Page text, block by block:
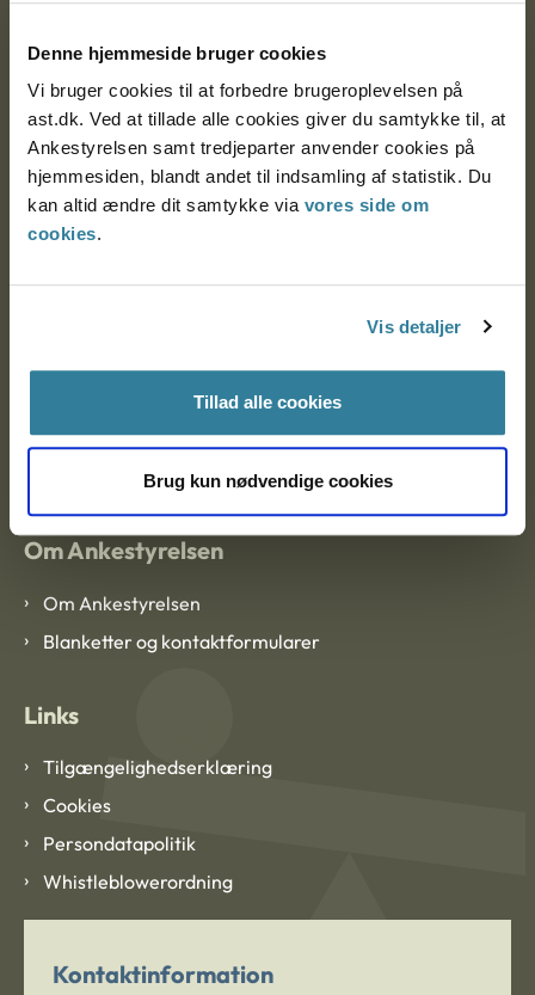
Denne hjemmeside bruger cookies
Vi bruger cookies til at forbedre brugeroplevelsen på
ast.dk. Ved at tillade alle cookies giver du samtykke til, at
Ankestyrelsen samt tredjeparter anvender cookies på
hjemmesiden, blandt andet til indsamling af statistik. Du
kan altid ændre dit samtykke via vores side om
cookies.
Vis detaljer
Tillad alle cookies
Brug kun nødvendige cookies
Ankestyrelsen
Postadresse:
Nytorv 7, 2. sal
9000 Aalborg
EAN: 57 98 000 35 48 21
CVR: 1007 4002
Om Ankestyrelsen
Om Ankestyrelsen
Blanketter og kontaktformularer
Links
Tilgængelighedserklæring
Cookies
Persondatapolitik
Whistleblowerordning
Kontaktinformation